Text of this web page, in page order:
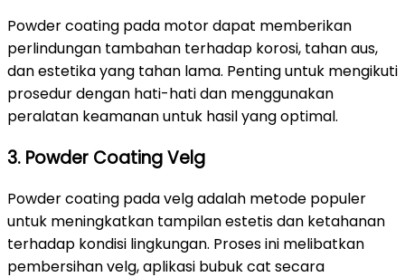
Powder coating pada motor dapat memberikan
perlindungan tambahan terhadap korosi, tahan aus,
dan estetika yang tahan lama. Penting untuk mengikuti
prosedur dengan hati-hati dan menggunakan
peralatan keamanan untuk hasil yang optimal.
3. Powder Coating Velg
Powder coating pada velg adalah metode populer
untuk meningkatkan tampilan estetis dan ketahanan
terhadap kondisi lingkungan. Proses ini melibatkan
pembersihan velg, aplikasi bubuk cat secara